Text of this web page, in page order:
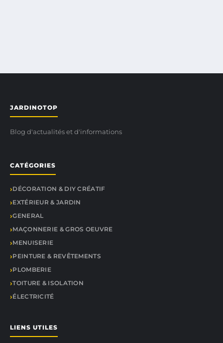
JARDINOTOP
Blog d'actualités et d'informations
CATÉGORIES
DÉCORATION & DIY CRÉATIF
EXTÉRIEUR & JARDIN
GENERAL
MAÇONNERIE & GROS OEUVRE
MENUISERIE
PEINTURE & REVÊTEMENTS
PLOMBERIE
TOITURE & ISOLATION
ÉLECTRICITÉ
LIENS UTILES